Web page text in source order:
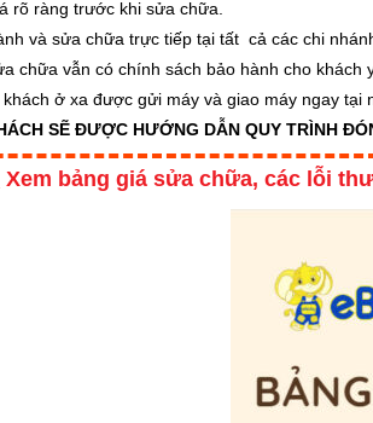
rõ ràng trước khi sửa chữa.
và sửa chữa trực tiếp tại tất cả các chi
chữa vẫn có chính sách bảo hành cho khách
ở xa được gửi máy và giao máy ngay tại
SẼ ĐƯỢC HƯỚNG DẪN QUY TRÌNH
Xem bảng giá sửa chữa, các lỗi